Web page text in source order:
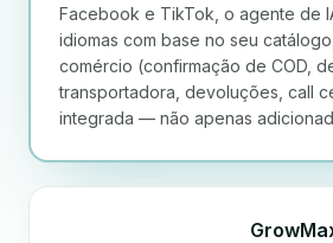
Facebook e TikTok, o agente de
idiomas com base no seu
comércio (confirmação de COD,
transportadora, devoluções, call
integrada — não apenas